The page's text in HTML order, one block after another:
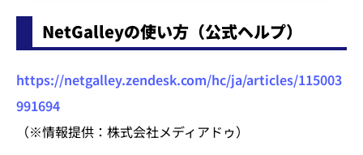
NetGalleyの使い方（公式ヘルプ）
https://netgalley.zendesk.com/hc/ja/articles/115003
991694
（※情報提供：株式会社メディアドゥ）